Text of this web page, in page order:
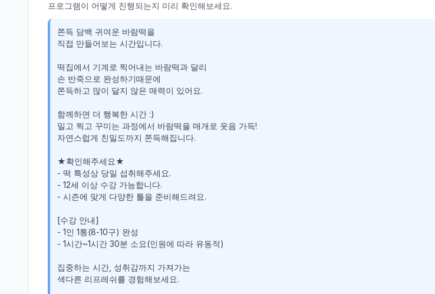
프로그램이 어떻게 진행되는지 미리 확인해보세요.
쫀득 담백 귀여운 바람떡을
직접 만들어보는 시간입니다.
떡집에서 기계로 찍어내는 바람떡과 달리
손 반죽으로 완성하기때문에
쫀득하고 많이 달지 않은 매력이 있어요.
함께하면 더 행복한 시간 :)
밀고 찍고 꾸미는 과정에서 바람떡을 매개로 웃음 가득!
자연스럽게 친밀도까지 쫀득해집니다.
★확인해주세요★
- 떡 특성상 당일 섭취해주세요.
- 12세 이상 수강 가능합니다.
- 시즌에 맞게 다양한 틀을 준비해드려요.
[수강 안내]
- 1인 1통(8-10구) 완성
- 1시간~1시간 30분 소요(인원에 따라 유동적)
집중하는 시간, 성취감까지 가져가는
색다른 리프레쉬를 경험해보세요.